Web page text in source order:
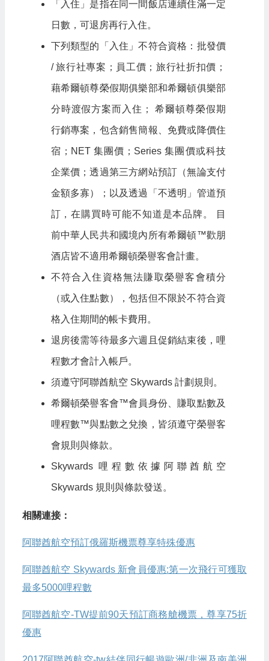
「入住」是指在同一間飯店連續住滿一定
日數，可退房再行入住。
下列類型的「入住」不符合資格：批發價
/ 旅行社專案；員工價；旅行社折扣價；
藉希爾頓尊榮假期俱樂部和希爾頓俱樂部
分時渡假方案而入住； 希爾頓尊榮假期
行銷專案，包含銷售簡報、免費或降價住
宿；NET 集團價；Series 集團價或科技
企業價；透過第三方網站預訂（無論支付
金額多寡）；以及透過「不透明」管道預
訂，在購買時可能不知道是本品牌。 目
前中華人民共和國境內所有希爾頓™歡朋
酒店皆不適用希爾頓榮譽客會計畫。
不符合入住資格無法賺取榮譽客會積分
（或入住點數），包括但不限於不符合資
格入住期間的帳卡費用。
退房後需等待最多六週且促銷結束後，哩
程數才會計入帳戶。
須遵守阿聯酋航空 Skywards 計劃規則。
希爾頓榮譽客會™會員身份、賺取點數及
哩程數™與點數之兌換，皆須遵守榮譽客
會規則與條款。
Skywards 哩程數依據阿聯酋航空
Skywards 規則與條款發送。
相關連接：
阿聯酋航空預訂俄羅斯機票尊享特殊優惠
阿聯酋航空 Skywards 新會員優惠:第一次飛行可獲取
最多5000哩程數
阿聯酋航空-TW提前90天預訂商務艙機票，尊享75折
優惠